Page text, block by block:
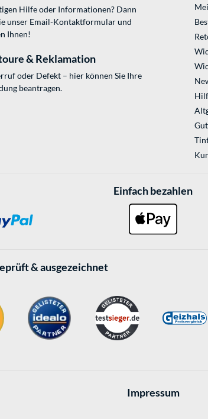
Hilfe oder Informationen? Dann
unser Email-Kontaktformularund
Ihnen!
& Reklamation
oder Defekt – hier können Sie Ihre
beantragen.
Einfach bezahlen
& ausgezeichnet
Impressum